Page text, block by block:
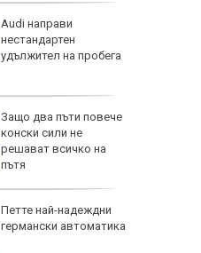
Audi направи
нестандартен
удължител на пробега
Защо два пъти повече
конски сили не
решават всичко на
пътя
Петте най-надеждни
германски автоматика